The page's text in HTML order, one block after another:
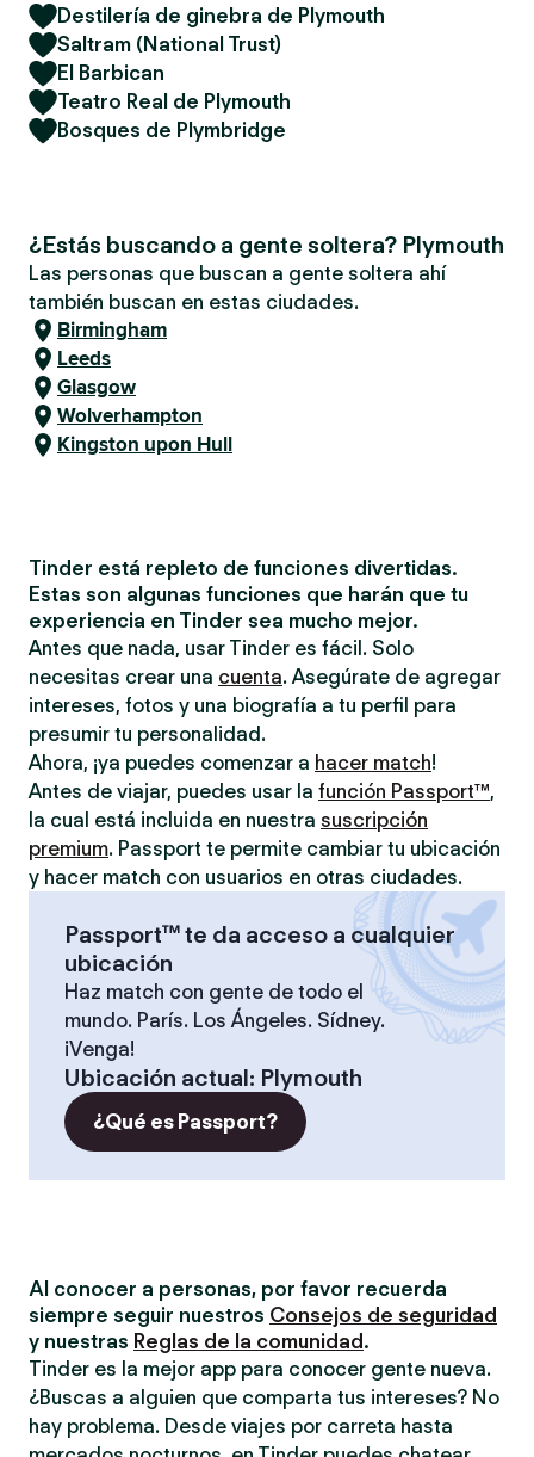
Destilería de ginebra de Plymouth
Saltram (National Trust)
El Barbican
Teatro Real de Plymouth
Bosques de Plymbridge
¿Estás buscando a gente soltera? Plymouth
Las personas que buscan a gente soltera ahí
también buscan en estas ciudades.
Birmingham
Leeds
Glasgow
Wolverhampton
Kingston upon Hull
Tinder está repleto de funciones divertidas.
Estas son algunas funciones que harán que tu
experiencia en Tinder sea mucho mejor.
Antes que nada, usar Tinder es fácil. Solo
necesitas crear una cuenta. Asegúrate de agregar
intereses, fotos y una biografía a tu perfil para
presumir tu personalidad.
Ahora, ¡ya puedes comenzar a hacer match!
Antes de viajar, puedes usar la función Passport™,
la cual está incluida en nuestra suscripción
premium. Passport te permite cambiar tu ubicación
y hacer match con usuarios en otras ciudades.
Passport™ te da acceso a cualquier
ubicación
Haz match con gente de todo el
mundo. París. Los Ángeles. Sídney.
¡Venga!
Ubicación actual: Plymouth
¿Qué es Passport?
Al conocer a personas, por favor recuerda
siempre seguir nuestros Consejos de seguridad
y nuestras Reglas de la comunidad .
Tinder es la mejor app para conocer gente nueva.
¿Buscas a alguien que comparta tus intereses? No
hay problema. Desde viajes por carreta hasta